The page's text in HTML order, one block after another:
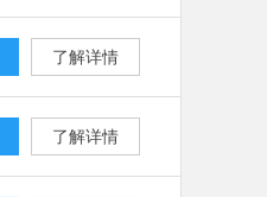
了解详情
了解详情